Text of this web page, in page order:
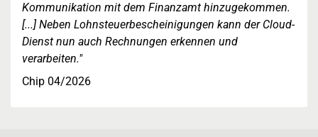
Kommunikation mit dem Finanzamt hinzugekommen.
[...] Neben Lohnsteuerbescheinigungen kann der Cloud-
Dienst nun auch Rechnungen erkennen und
verarbeiten."
Chip 04/2026